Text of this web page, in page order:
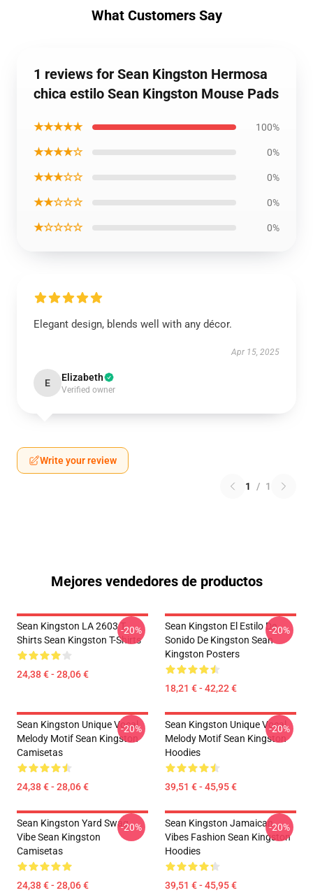
What Customers Say
1 reviews for Sean Kingston Hermosa
chica estilo Sean Kingston Mouse Pads
★★★★★ 100%
★★★★☆ 0%
★★★☆☆ 0%
★★☆☆☆ 0%
★☆☆☆☆ 0%
Elegant design, blends well with any décor.
Apr 15, 2025
E Elizabeth
Verified owner
Write your review
1 / 1
Mejores vendedores de productos
Sean Kingston LA 2603 T-
Shirts Sean Kingston T-Shirts
24,38 € - 28,06 €
-20%
Sean Kingston El Estilo De
Sonido De Kingston Sean
Kingston Posters
18,21 € - 42,22 €
-20%
Sean Kingston Unique Vocal
Melody Motif Sean Kingston
Camisetas
24,38 € - 28,06 €
-20%
Sean Kingston Unique Vocal
Melody Motif Sean Kingston
Hoodies
39,51 € - 45,95 €
-20%
Sean Kingston Yard Swag
Vibe Sean Kingston
Camisetas
24,38 € - 28,06 €
-20%
Sean Kingston Jamaican
Vibes Fashion Sean Kingston
Hoodies
39,51 € - 45,95 €
-20%